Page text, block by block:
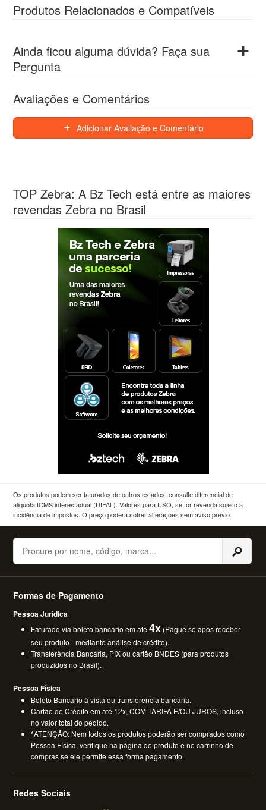
Produtos Relacionados e Compatíveis
Ainda ficou alguma dúvida? Faça sua
Pergunta
Avaliações e Comentários
Adicionar Avaliação e Comentário
TOP Zebra: A Bz Tech está entre as maiores
revendas Zebra no Brasil
Os produtos podem ser faturados de outros estados, consulte diferencial de
aliquota ICMS interestadual (DIFAL). Valores para USO, se for revenda sujeito a
incidência de impostos. O preço poderá sofrer alterações sem aviso prévio.
Buscar
Formas de Pagamento
Pessoa Jurídica
Faturado via boleto bancário em até4x (Pague só após receber
seu produto - mediante análise de crédito).
Transferência Bancária, PIX ou cartão BNDES (para produtos
produzidos no Brasil).
Pessoa Física
Boleto Bancário à vista ou transferencia bancária.
Cartão de Crédito em até 12x, COM TARIFA E/OU JUROS, incluso
no valor total do pedido.
*ATENÇÃO: Nem todos os produtos poderão ser comprados como
Pessoa Física, verifique na página do produto e no carrinho de
compras se ele permite essa forma pagamento.
Redes Sociais